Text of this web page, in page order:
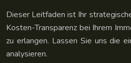
Dieser Leitfaden ist Ihr
Kosten-Transparenz bei Ihrem
zu erlangen. Lassen Sie uns die
analysieren.